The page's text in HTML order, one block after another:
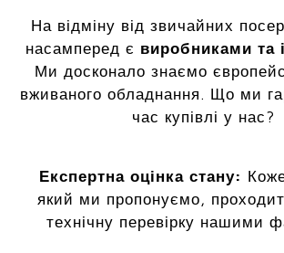
На відміну від звичайних
насамперед є виробниками та
Ми досконало знаємо
вживаного обладнання. Що ми
час купівлі у нас?
Експертна оцінка стану:
який ми пропонуємо,
технічну перевірку нашими